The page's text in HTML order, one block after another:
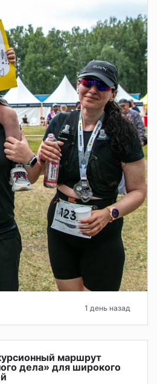
1 день назад
маршрут
дела» для широкого